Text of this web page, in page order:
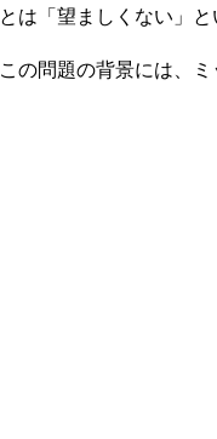
とは「望ましくない」と
この問題の背景には、